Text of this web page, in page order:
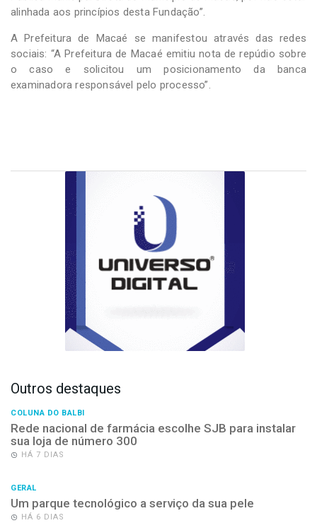
alinhada aos princípios desta Fundação”.
A Prefeitura de Macaé se manifestou através das redes
sociais: “A Prefeitura de Macaé emitiu nota de repúdio sobre
o caso e solicitou um posicionamento da banca
examinadora responsável pelo processo”.
Outros destaques
COLUNA DO BALBI
Rede nacional de farmácia escolhe SJB para instalar
sua loja de número 300
HÁ 7 DIAS
GERAL
Um parque tecnológico a serviço da sua pele
HÁ 6 DIAS